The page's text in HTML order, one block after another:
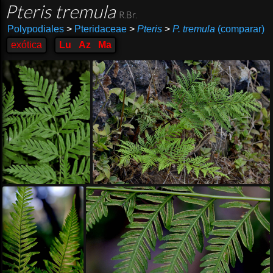
Pteris tremula R.Br.
Polypodiales >Pteridaceae > Pteris > P. tremula (comparar)
exótica
Lu Az Ma